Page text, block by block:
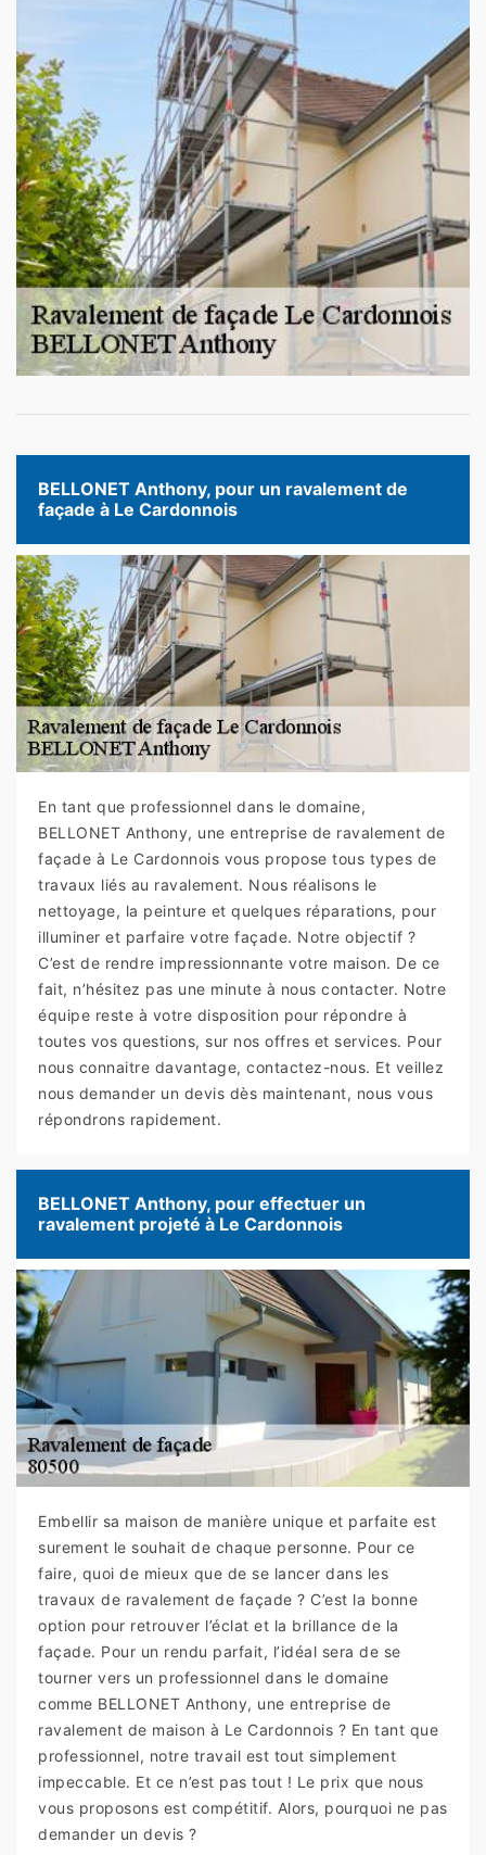
BELLONET Anthony, pour un ravalement de
façade à Le Cardonnois
En tant que professionnel dans le domaine,
BELLONET Anthony, une entreprise de ravalement de
façade à Le Cardonnois vous propose tous types de
travaux liés au ravalement. Nous réalisons le
nettoyage, la peinture et quelques réparations, pour
illuminer et parfaire votre façade. Notre objectif ?
C’est de rendre impressionnante votre maison. De ce
fait, n’hésitez pas une minute à nous contacter. Notre
équipe reste à votre disposition pour répondre à
toutes vos questions, sur nos offres et services. Pour
nous connaitre davantage, contactez-nous. Et veillez
nous demander un devis dès maintenant, nous vous
répondrons rapidement.
BELLONET Anthony, pour effectuer un
ravalement projeté à Le Cardonnois
Embellir sa maison de manière unique et parfaite est
surement le souhait de chaque personne. Pour ce
faire, quoi de mieux que de se lancer dans les
travaux de ravalement de façade ? C’est la bonne
option pour retrouver l’éclat et la brillance de la
façade. Pour un rendu parfait, l’idéal sera de se
tourner vers un professionnel dans le domaine
comme BELLONET Anthony, une entreprise de
ravalement de maison à Le Cardonnois ? En tant que
professionnel, notre travail est tout simplement
impeccable. Et ce n’est pas tout ! Le prix que nous
vous proposons est compétitif. Alors, pourquoi ne pas
demander un devis ?